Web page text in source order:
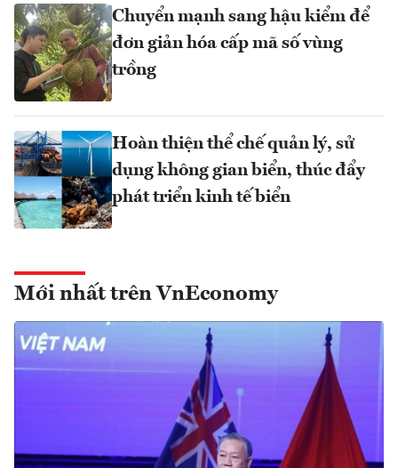
Chuyển mạnh sang hậu kiểm để
đơn giản hóa cấp mã số vùng
trồng
Hoàn thiện thể chế quản lý, sử
dụng không gian biển, thúc đẩy
phát triển kinh tế biển
Mới nhất trên VnEconomy